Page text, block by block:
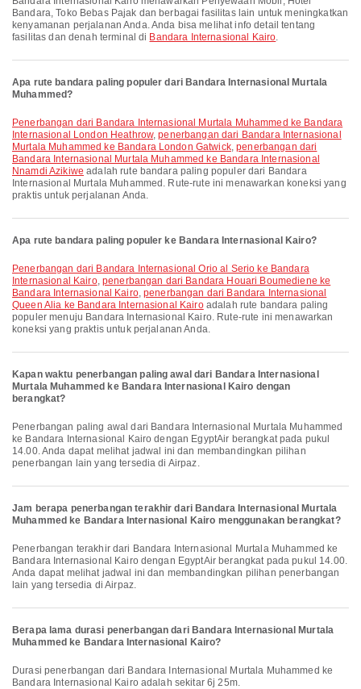
Bandara, Toko Bebas Pajak dan berbagai fasilitas lain untuk meningkatkan
kenyamanan perjalanan Anda. Anda bisa melihat info detail tentang
fasilitas dan denah terminal di Bandara Internasional Kairo.
Apa rute bandara paling populer dari Bandara Internasional Murtala
Muhammed?
penerbangan dari Bandara Internasional Murtala Muhammed ke Bandara
Internasional London Heathrow,penerbangan dari Bandara Internasional
Murtala Muhammed ke Bandara London Gatwick,penerbangan dari
Bandara Internasional Murtala Muhammed ke Bandara Internasional
Nnamdi Azikiwe adalah rute bandara paling populer dari Bandara
Internasional Murtala Muhammed. Rute-rute ini menawarkan koneksi yang
praktis untuk perjalanan Anda.
Apa rute bandara paling populer ke Bandara Internasional Kairo?
penerbangan dari Bandara Internasional Orio al Serio ke Bandara
Internasional Kairo, penerbangan dari Bandara Houari Boumediene ke
Bandara Internasional Kairo,penerbangan dari Bandara Internasional
Queen Alia ke Bandara Internasional Kairoadalah rute bandara paling
populer menuju Bandara Internasional Kairo. Rute-rute ini menawarkan
koneksi yang praktis untuk perjalanan Anda.
Kapan waktu penerbangan paling awal dari Bandara Internasional
Murtala Muhammed ke Bandara Internasional Kairo dengan
berangkat?
Penerbangan paling awal dari Bandara Internasional Murtala Muhammed
ke Bandara Internasional Kairo dengan EgyptAir berangkat pada pukul
14.00. Anda dapat melihat jadwal ini dan membandingkan pilihan
penerbangan lain yang tersedia di Airpaz.
Jam berapa penerbangan terakhir dari Bandara Internasional Murtala
Muhammed ke Bandara Internasional Kairo menggunakan berangkat?
Penerbangan terakhir dari Bandara Internasional Murtala Muhammed ke
Bandara Internasional Kairo dengan EgyptAir berangkat pada pukul 14.00.
Anda dapat melihat jadwal ini dan membandingkan pilihan penerbangan
lain yang tersedia di Airpaz.
Berapa lama durasi penerbangan dari Bandara Internasional Murtala
Muhammed ke Bandara Internasional Kairo?
Durasi penerbangan dari Bandara Internasional Murtala Muhammed ke
Bandara Internasional Kairo adalah sekitar 6j 25m.